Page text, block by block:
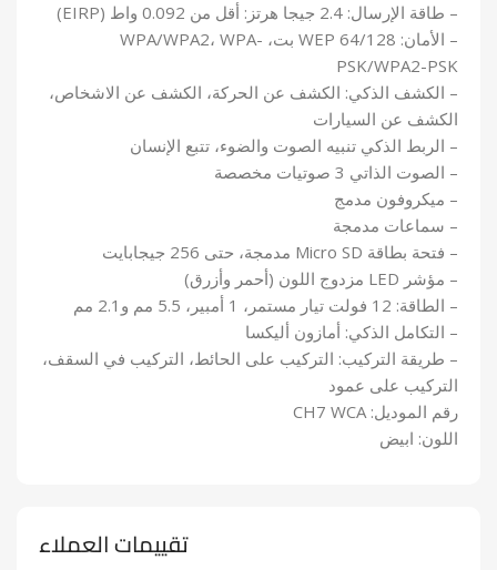
– طاقة الإرسال: 2.4 جيجا هرتز: أقل من 0.092 واط (EIRP)
– الأمان: WEP 64/128 بت، WPA/WPA2، WPA-
PSK/WPA2-PSK
– الكشف الذكي: الكشف عن الحركة، الكشف عن الاشخاص،
الكشف عن السيارات
– الربط الذكي تنبيه الصوت والضوء، تتبع الإنسان
– الصوت الذاتي 3 صوتيات مخصصة
– ميكروفون مدمج
– سماعات مدمجة
– فتحة بطاقة Micro SD مدمجة، حتى 256 جيجابايت
– مؤشر LED مزدوج اللون (أحمر وأزرق)
– الطاقة: 12 فولت تيار مستمر، 1 أمبير، 5.5 مم و2.1 مم
– التكامل الذكي: أمازون أليكسا
– طريقة التركيب: التركيب على الحائط، التركيب في السقف،
التركيب على عمود
رقم الموديل: CH7 WCA
اللون: ابيض
تقييمات العملاء